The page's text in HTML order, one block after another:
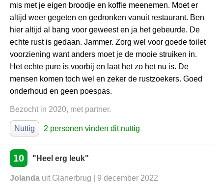
mis met je eigen broodje en koffie meenemen. Moet er
altijd weer gegeten en gedronken vanuit restaurant. Ben
hier altijd al bang voor geweest en ja het gebeurde. De
echte rust is gedaan. Jammer. Zorg wel voor goede toilet
voorziening want anders moet je de mooie struiken in.
Het echte pure is voorbij en laat het zo het nu is. De
mensen komen toch wel en zeker de rustzoekers. Goed
onderhoud en geen poespas.
Bezocht in 2020, met partner.
Nuttig 2 personen vinden dit nuttig
10 "Heel erg leuk"
Jolanda uit Glanerbrug | 9 december 2022